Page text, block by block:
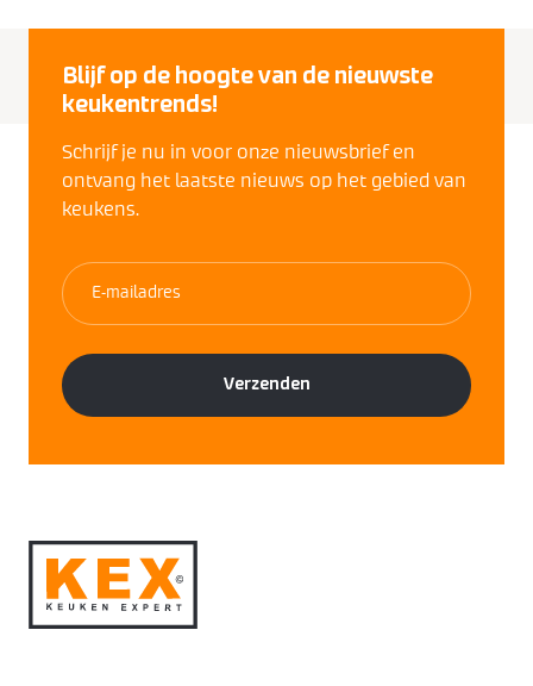
Blijf op de hoogte van de nieuwste
keukentrends!
Schrijf je nu in voor onze nieuwsbrief en
ontvang het laatste nieuws op het gebied van
keukens.